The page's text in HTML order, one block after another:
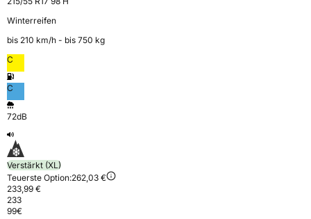
Winterreifen
bis 210 km⁠/⁠h - bis 750 kg
C
C
72dB
Verstärkt (XL)
Teuerste Option:262,03 €
233,99 €
233
99€